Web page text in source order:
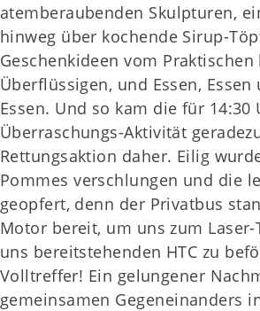
atemberaubenden Skulpturen,
hinweg über kochende Sirup-
Geschenkideen vom Praktischen
Überflüssigen, und Essen,
Essen. Und so kam die für 14:30
Überraschungs-Aktivität
Rettungsaktion daher. Eilig
Pommes verschlungen und die
geopfert, denn der Privatbus
Motor bereit, um uns zum
uns bereitstehenden HTC zu
Volltreffer! Ein gelungener
gemeinsamen Gegeneinanders